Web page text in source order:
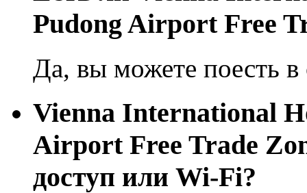
Pudong Airport Free
Да, вы можете поесть в
Vienna International
Airport Free Trade
доступ или Wi-Fi?